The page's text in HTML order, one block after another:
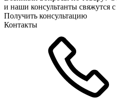
и наши консультанты свяжутся
Получить консультацию
Контакты